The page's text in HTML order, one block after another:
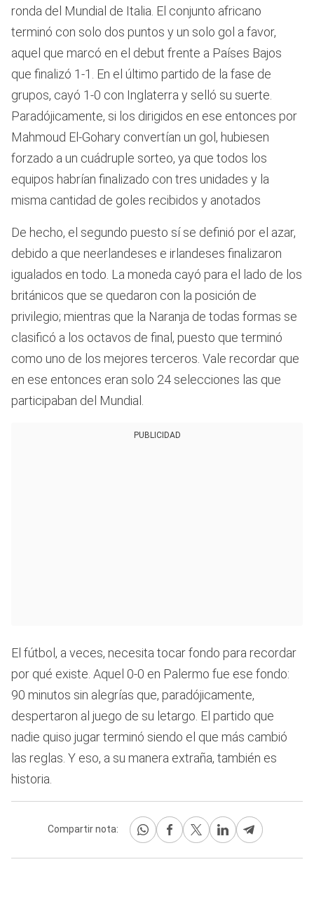
ronda del Mundial de Italia. El conjunto africano
terminó con solo dos puntos y un solo gol a favor,
aquel que marcó en el debut frente a Países Bajos
que finalizó 1-1. En el último partido de la fase de
grupos, cayó 1-0 con Inglaterra y selló su suerte.
Paradójicamente, si los dirigidos en ese entonces por
Mahmoud El-Gohary convertían un gol, hubiesen
forzado a un cuádruple sorteo, ya que todos los
equipos habrían finalizado con tres unidades y la
misma cantidad de goles recibidos y anotados
De hecho, el segundo puesto sí se definió por el azar,
debido a que neerlandeses e irlandeses finalizaron
igualados en todo. La moneda cayó para el lado de los
británicos que se quedaron con la posición de
privilegio; mientras que la Naranja de todas formas se
clasificó a los octavos de final, puesto que terminó
como uno de los mejores terceros. Vale recordar que
en ese entonces eran solo 24 selecciones las que
participaban del Mundial.
PUBLICIDAD
El fútbol, a veces, necesita tocar fondo para recordar
por qué existe. Aquel 0-0 en Palermo fue ese fondo:
90 minutos sin alegrías que, paradójicamente,
despertaron al juego de su letargo. El partido que
nadie quiso jugar terminó siendo el que más cambió
las reglas. Y eso, a su manera extraña, también es
historia.
Compartir nota: